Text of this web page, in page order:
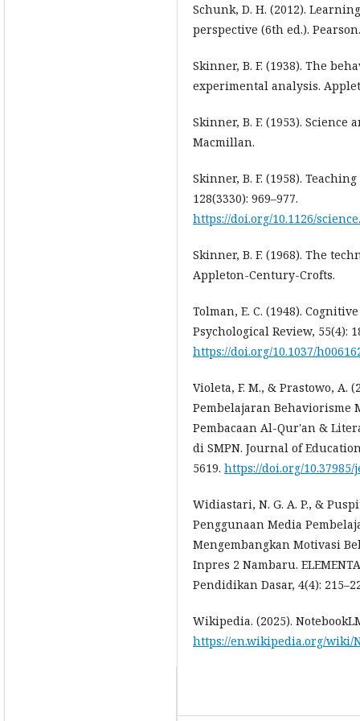
Schunk, D. H. (2012).
perspective (6th ed.). Pearson.
Skinner, B. F. (1938). The
experimental analysis.
Skinner, B. F. (1953). Science
Macmillan.
Skinner, B. F. (1958).
128(3330): 969–977.
https://doi.org/10.1126/
Skinner, B. F. (1968). The
Appleton-Century-Crofts.
Tolman, E. C. (1948).
Psychological Review, 55(4):
https://doi.org/10.1037/
Violeta, F. M., & Prastowo, A.
Pembelajaran Behaviorisme
Pembacaan Al-Qur'an &
di SMPN. Journal of
5619. https://doi.org/10.37985/
Widiastari, N. G. A. P., &
Penggunaan Media
Mengembangkan Motivasi
Inpres 2 Nambaru.
Pendidikan Dasar, 4(4):
Wikipedia. (2025).
https://en.wikipedia.org/wiki/